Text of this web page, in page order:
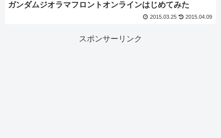
ガンダムジオラマフロントオンラインはじめてみた
2015.03.25 2015.04.09
スポンサーリンク